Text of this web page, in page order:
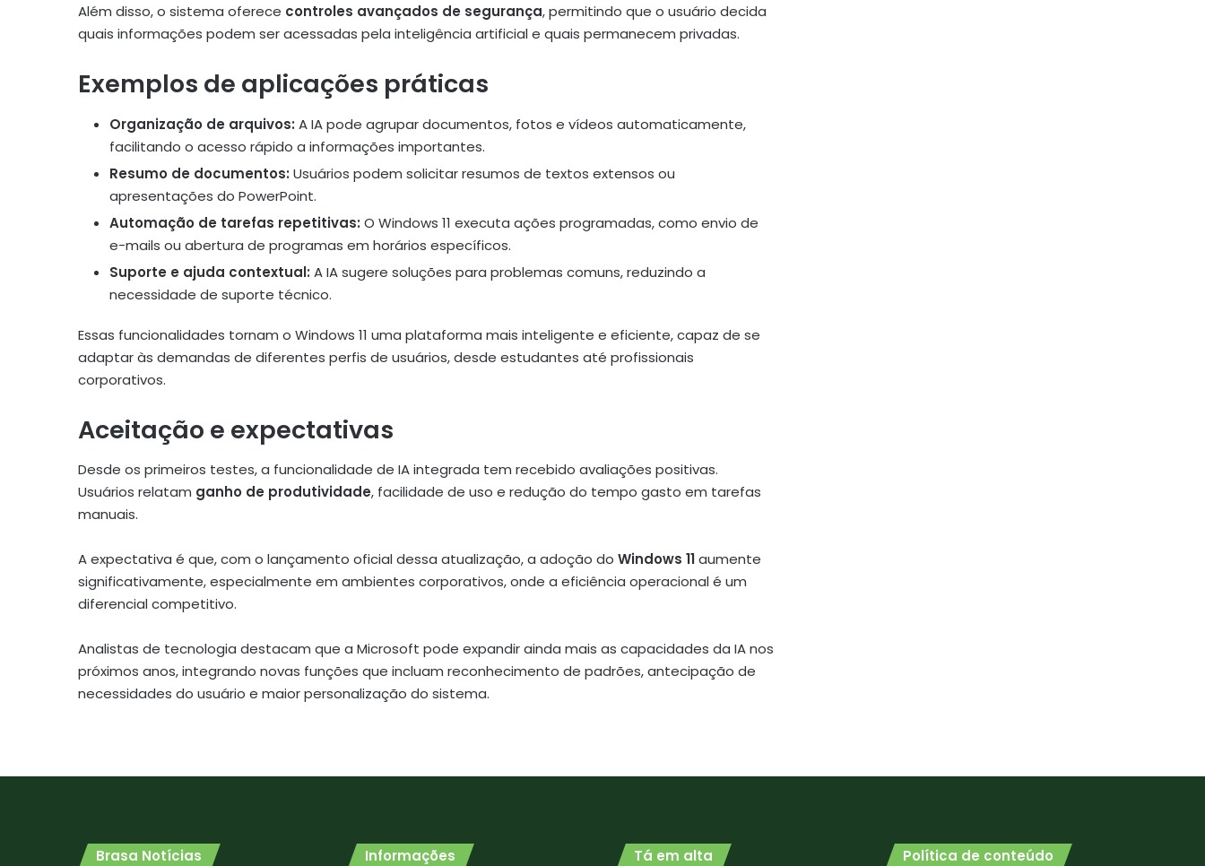
Além disso, o sistema oferece controles avançados de segurança, permitindo que o usuário decida
quais informações podem ser acessadas pela inteligência artificial e quais permanecem privadas.
Exemplos de aplicações práticas
Organização de arquivos: A IA pode agrupar documentos, fotos e vídeos automaticamente,
facilitando o acesso rápido a informações importantes.
Resumo de documentos: Usuários podem solicitar resumos de textos extensos ou
apresentações do PowerPoint.
Automação de tarefas repetitivas: O Windows 11 executa ações programadas, como envio de
e-mails ou abertura de programas em horários específicos.
Suporte e ajuda contextual: A IA sugere soluções para problemas comuns, reduzindo a
necessidade de suporte técnico.
Essas funcionalidades tornam o Windows 11 uma plataforma mais inteligente e eficiente, capaz de se
adaptar às demandas de diferentes perfis de usuários, desde estudantes até profissionais
corporativos.
Aceitação e expectativas
Desde os primeiros testes, a funcionalidade de IA integrada tem recebido avaliações positivas.
Usuários relatam ganho de produtividade, facilidade de uso e redução do tempo gasto em tarefas
manuais.
A expectativa é que, com o lançamento oficial dessa atualização, a adoção do Windows 11aumente
significativamente, especialmente em ambientes corporativos, onde a eficiência operacional é um
diferencial competitivo.
Analistas de tecnologia destacam que a Microsoft pode expandir ainda mais as capacidades da IA nos
próximos anos, integrando novas funções que incluam reconhecimento de padrões, antecipação de
necessidades do usuário e maior personalização do sistema.
Brasa Notícias Informações Tá em alta Política de conteúdo